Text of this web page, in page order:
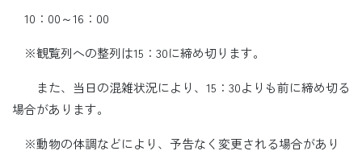
10：00～16：00
※観覧列への整列は15：30に締め切ります。
また、当日の混雑状況により、15：30よりも前に締め切る
場合があります。
※動物の体調などにより、予告なく変更される場合があり